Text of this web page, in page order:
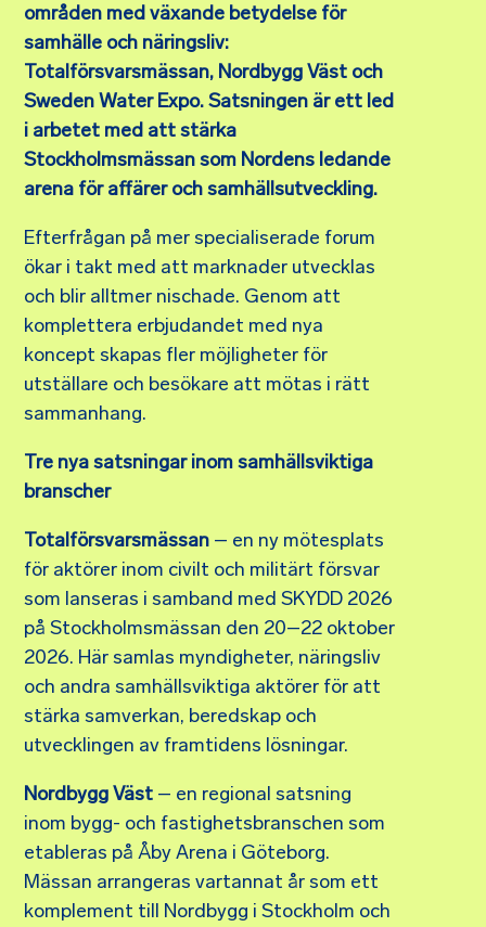
områden med växande betydelse för
samhälle och näringsliv:
Totalförsvarsmässan, Nordbygg Väst och
Sweden Water Expo. Satsningen är ett led
i arbetet med att stärka
Stockholmsmässan som Nordens ledande
arena för affärer och samhällsutveckling.
Efterfrågan på mer specialiserade forum
ökar i takt med att marknader utvecklas
och blir alltmer nischade. Genom att
komplettera erbjudandet med nya
koncept skapas fler möjligheter för
utställare och besökare att mötas i rätt
sammanhang.
Tre nya satsningar inom samhällsviktiga
branscher
Totalförsvarsmässan – en ny mötesplats
för aktörer inom civilt och militärt försvar
som lanseras i samband med SKYDD 2026
på Stockholmsmässan den 20–22 oktober
2026. Här samlas myndigheter, näringsliv
och andra samhällsviktiga aktörer för att
stärka samverkan, beredskap och
utvecklingen av framtidens lösningar.
Nordbygg Väst – en regional satsning
inom bygg- och fastighetsbranschen som
etableras på Åby Arena i Göteborg.
Mässan arrangeras vartannat år som ett
komplement till Nordbygg i Stockholm och